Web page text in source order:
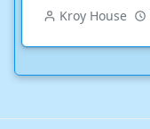
Kroy House